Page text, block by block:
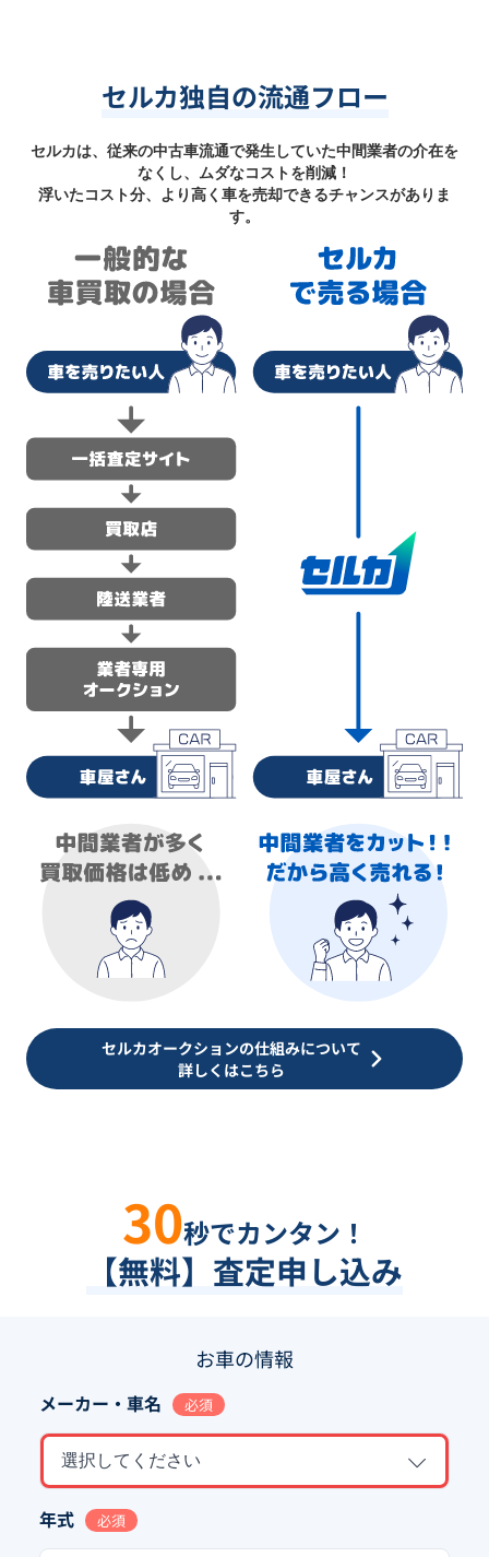
セルカ独自の流通フロー
セルカは、従来の中古車流通で発生していた中間業者の介在を
なくし、ムダなコストを削減！
浮いたコスト分、より高く車を売却できるチャンスがありま
す。
セルカオークションの仕組みについて
詳しくはこちら
30秒でカンタン！
【無料】査定申し込み
お車の情報
メーカー・車名 必須
選択してください
年式 必須